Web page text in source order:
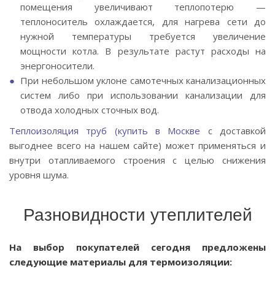
помещения увеличивают теплопотерю —
теплоноситель охлаждается, для нагрева сети до
нужной температуры требуется увеличение
мощности котла. В результате растут расходы на
энергоносители.
При небольшом уклоне самотечных канализационных
систем либо при использовании канализации для
отвода холодных сточных вод.
Теплоизоляция труб (купить в Москве с доставкой
выгоднее всего на нашем сайте) может применяться и
внутри отапливаемого строения с целью снижения
уровня шума.
Разновидности утеплителей
На выбор покупателей сегодня предложены
следующие материалы для термоизоляции: